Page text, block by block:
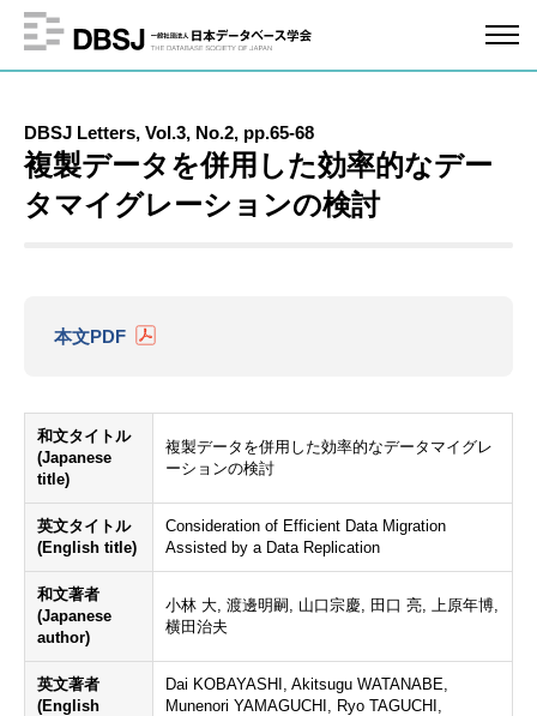
DBSJ Letters, Vol.3, No.2, pp.65-68
複製データを併用した効率的なデー
タマイグレーションの検討
本文PDF
和文タイトル
(Japanese
title)
複製データを併用した効率的なデータマイグレ
ーションの検討
英文タイトル
(English title)
Consideration of Efficient Data Migration
Assisted by a Data Replication
和文著者
(Japanese
author)
小林 大, 渡邊明嗣, 山口宗慶, 田口 亮, 上原年博,
横田治夫
英文著者
(English
Dai KOBAYASHI, Akitsugu WATANABE,
Munenori YAMAGUCHI, Ryo TAGUCHI,